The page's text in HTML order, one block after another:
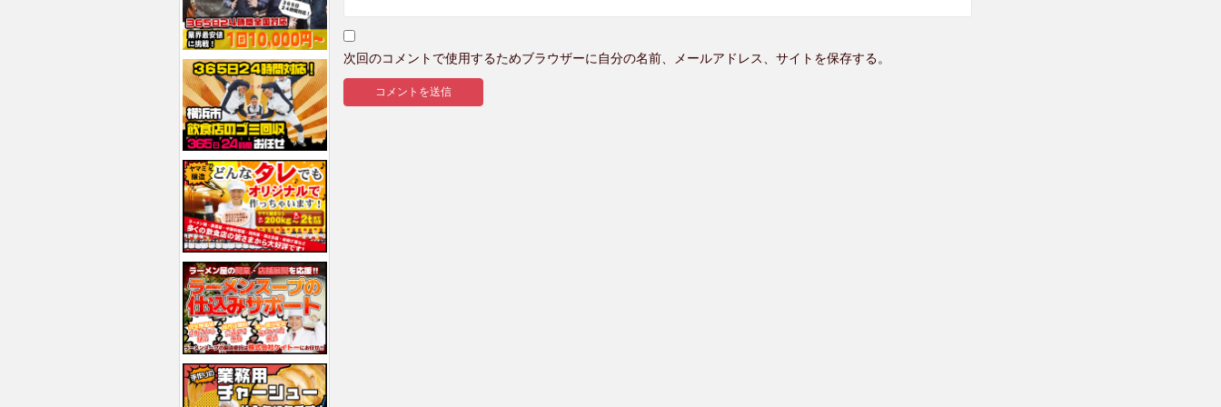
次回のコメントで使用するためブラウザーに自分の名前、メールアドレス、サイトを保存する。